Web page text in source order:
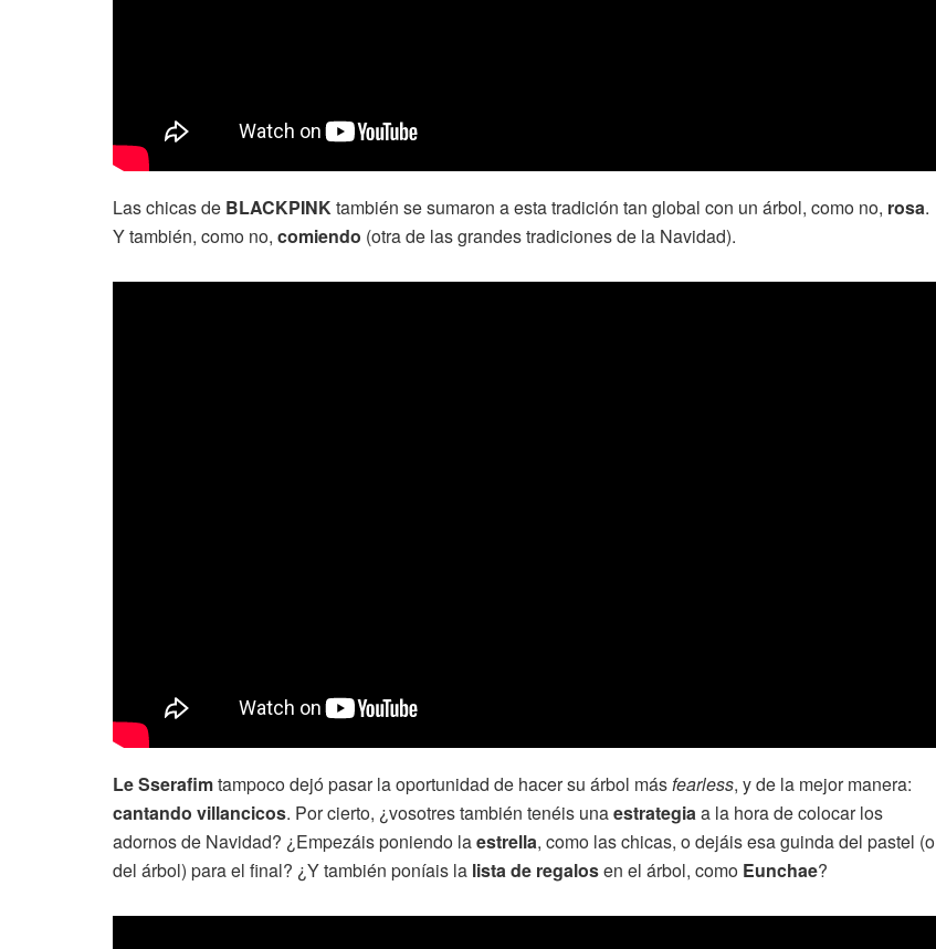
Las chicas de BLACKPINKtambién se sumaron a esta tradición tan global con un árbol, como no, rosa.
Y también, como no, comiendo (otra de las grandes tradiciones de la Navidad).
Le Sserafimtampoco dejó pasar la oportunidad de hacer su árbol másfearless, y de la mejor manera:
cantando villancicos. Por cierto, ¿vosotres también tenéis unaestrategiaa la hora de colocar los
adornos de Navidad? ¿Empezáis poniendo laestrella, como las chicas, o dejáis esa guinda del pastel (o
del árbol) para el final? ¿Y también poníais la lista de regalosen el árbol, como Eunchae?